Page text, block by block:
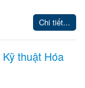
Chi tiết...
thuật Hóa